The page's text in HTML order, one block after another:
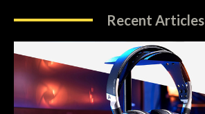
Recent Articles